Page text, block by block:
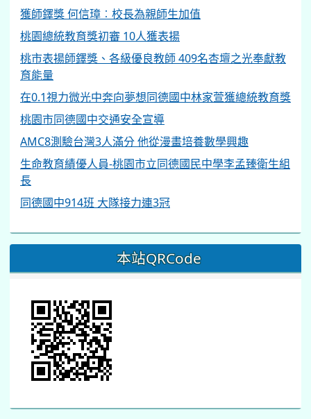
獲師鐸獎 何信璋︰校長為親師生加值
桃園總統教育獎初審 10人獲表揚
桃市表揚師鐸獎、各級優良教師 409名杏壇之光奉獻教
育能量
在0.1視力微光中奔向夢想同德國中林家萱獲總統教育獎
桃園市同德國中交通安全宣導
AMC8測驗台灣3人滿分 他從漫畫培養數學興趣
生命教育績優人員-桃園市立同德國民中學李孟臻衛生組
長
同德國中914班 大隊接力連3冠
本站QRCode